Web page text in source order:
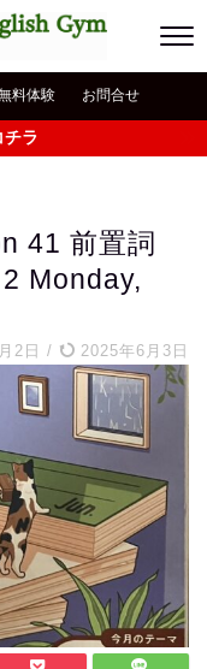
料体験 お問合せ
ラ
41 前置詞
Monday,
2日 / 2025年6月3日